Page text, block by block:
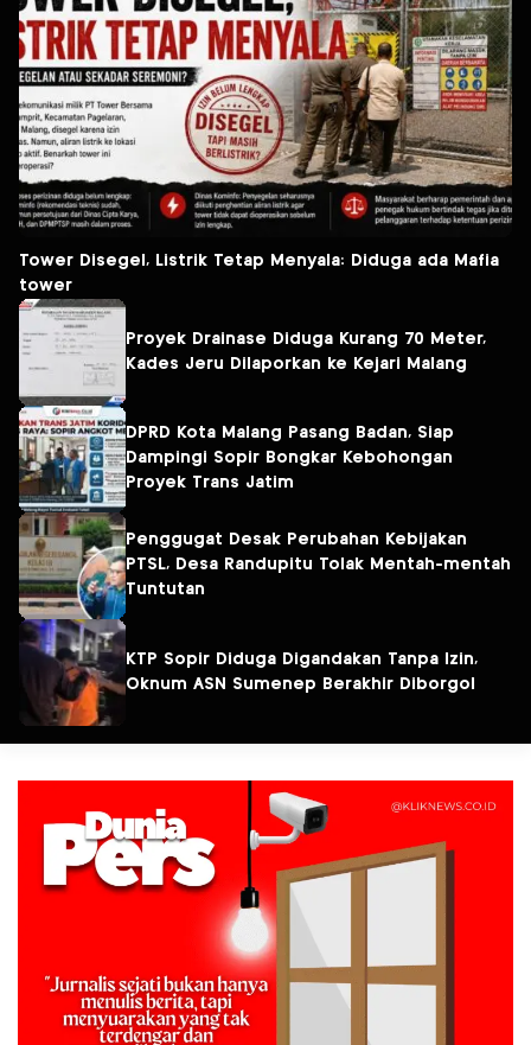
Tower Disegel, Listrik Tetap Menyala: Diduga ada Mafia
tower
Proyek Drainase Diduga Kurang 70 Meter,
Kades Jeru Dilaporkan ke Kejari Malang
DPRD Kota Malang Pasang Badan, Siap
Dampingi Sopir Bongkar Kebohongan
Proyek Trans Jatim
Penggugat Desak Perubahan Kebijakan
PTSL, Desa Randupitu Tolak Mentah-mentah
Tuntutan
KTP Sopir Diduga Digandakan Tanpa Izin,
Oknum ASN Sumenep Berakhir Diborgol